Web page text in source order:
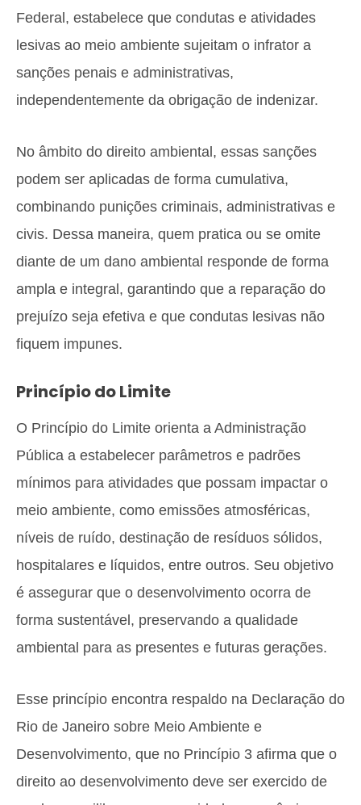
Federal, estabelece que condutas e atividades
lesivas ao meio ambiente sujeitam o infrator a
sanções penais e administrativas,
independentemente da obrigação de indenizar.
No âmbito do direito ambiental, essas sanções
podem ser aplicadas de forma cumulativa,
combinando punições criminais, administrativas e
civis. Dessa maneira, quem pratica ou se omite
diante de um dano ambiental responde de forma
ampla e integral, garantindo que a reparação do
prejuízo seja efetiva e que condutas lesivas não
fiquem impunes.
Princípio do Limite
O Princípio do Limite orienta a Administração
Pública a estabelecer parâmetros e padrões
mínimos para atividades que possam impactar o
meio ambiente, como emissões atmosféricas,
níveis de ruído, destinação de resíduos sólidos,
hospitalares e líquidos, entre outros. Seu objetivo
é assegurar que o desenvolvimento ocorra de
forma sustentável, preservando a qualidade
ambiental para as presentes e futuras gerações.
Esse princípio encontra respaldo na Declaração do
Rio de Janeiro sobre Meio Ambiente e
Desenvolvimento, que no Princípio 3 afirma que o
direito ao desenvolvimento deve ser exercido de